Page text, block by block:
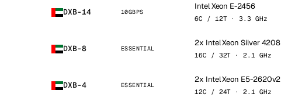
DXB-14 10GBPS
Intel Xeon E-2456
6C / 12T · 3.3 GHz
DXB-8 ESSENTIAL
2x Intel Xeon Silver 4208
16C / 32T · 2.1 GHz
DXB-4 ESSENTIAL
2x Intel Xeon E5-2620v2
12C / 24T · 2.1 GHz